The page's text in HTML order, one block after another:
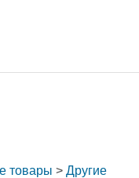
товары > Другие